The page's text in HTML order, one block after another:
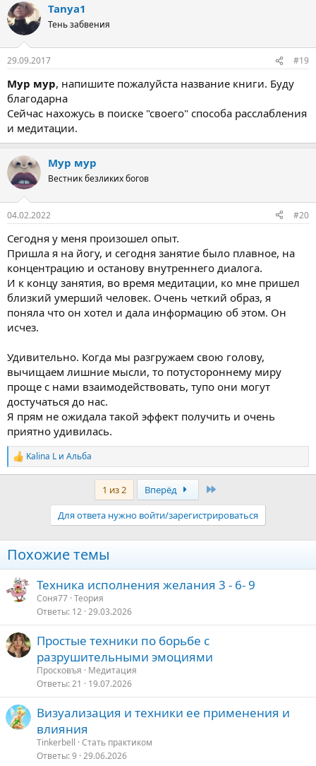
к
ц
и
Tanya1
Тень забвения
29.09.2017 #19
Мур мур, напишите пожалуйста название книги. Буду
благодарна
Сейчас нахожусь в поиске "своего" способа расслабления
и медитации.
Мур мур
Вестник безликих богов
04.02.2022 #20
Сегодня у меня произошел опыт.
Пришла я на йогу, и сегодня занятие было плавное, на
концентрацию и останову внутреннего диалога.
И к концу занятия, во время медитации, ко мне пришел
близкий умерший человек. Очень четкий образ, я
поняла что он хотел и дала информацию об этом. Он
исчез.
Удивительно. Когда мы разгружаем свою голову,
вычищаем лишние мысли, то потустороннему миру
проще с нами взаимодействовать, тупо они могут
достучаться до нас.
Я прям не ожидала такой эффект получить и очень
приятно удивилась.
Р
е
:
Kalina L и Альба
1 из 2 Вперёд
Для ответа нужно войти/зарегистрироваться
Похожие темы
Техника исполнения желания 3 - 6- 9
Соня77 Теория
Ответы 12 29.03.2026
Простые техники по борьбе с
разрушительными эмоциями
Просковъя
Медитация
Ответы 21 19.07.2026
Визуализация и техники ее применения и
влияния
Tinkerbell Стать практиком
Ответы 9 29.06.2026